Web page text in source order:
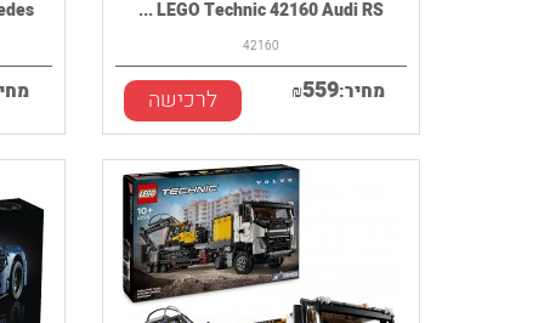
LEGO Technic 42160 Audi RS ...
42160
מחיר: ₪559 לרכישה